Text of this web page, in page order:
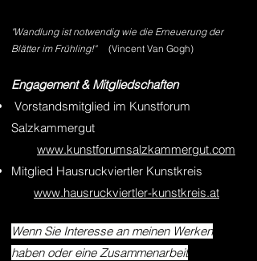
"Wandlung ist notwendig wie die Erneuerung der
Blätter im Frühling!"(Vincent Van Gogh)
Engagement & Mitgliedschaften
Vorstandsmitglied im Kunstforum
Salzkammergut
www.kunstforumsalzkammergut.com
Mitglied Hausruckviertler Kunstkreis
www.hausruckviertler-kunstkreis.at
Wenn Sie Interesse an meinen Werken
haben oder eine Zusammenarbeit